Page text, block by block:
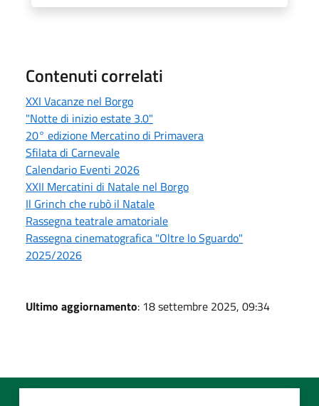
Contenuti correlati
XXI Vacanze nel Borgo
"Notte di inizio estate 3.0"
20° edizione Mercatino di Primavera
Sfilata di Carnevale
Calendario Eventi 2026
XXII Mercatini di Natale nel Borgo
Il Grinch che rubò il Natale
Rassegna teatrale amatoriale
Rassegna cinematografica "Oltre lo Sguardo"
2025/2026
Ultimo aggiornamento: 18 settembre 2025, 09:34